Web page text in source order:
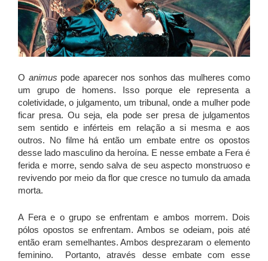
O animus pode aparecer nos sonhos das mulheres como
um grupo de homens. Isso porque ele representa a
coletividade, o julgamento, um tribunal, onde a mulher pode
ficar presa. Ou seja, ela pode ser presa de julgamentos
sem sentido e inférteis em relação a si mesma e aos
outros. No filme há então um embate entre os opostos
desse lado masculino da heroína. E nesse embate a Fera é
ferida e morre, sendo salva de seu aspecto monstruoso e
revivendo por meio da flor que cresce no tumulo da amada
morta.
A Fera e o grupo se enfrentam e ambos morrem. Dois
pólos opostos se enfrentam. Ambos se odeiam, pois até
então eram semelhantes. Ambos desprezaram o elemento
feminino. Portanto, através desse embate com esse